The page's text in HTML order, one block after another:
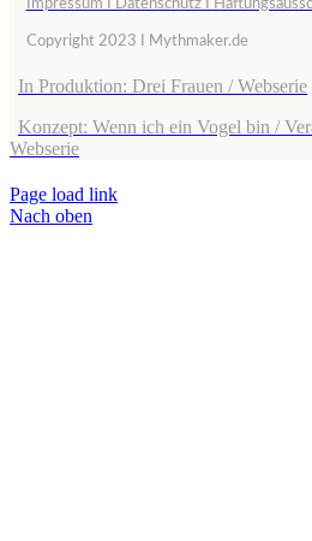
Impressum I Datenschutz I
Copyright 2023 I Mythmaker.de
In Produktion: Drei Frauen / Webserie
Konzept: Wenn ich ein Vogel bin /
Webserie
Page load link
Nach oben